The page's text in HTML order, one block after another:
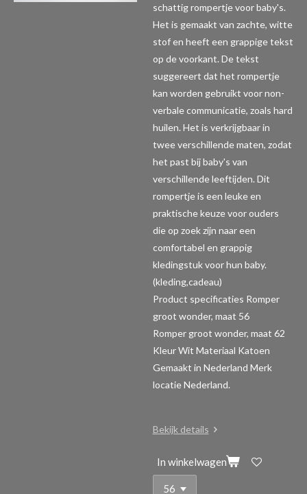
schattig rompertje voor baby's.
Het is gemaakt van zachte, witte
stof en heeft een grappige tekst
op de voorkant. De tekst
suggereert dat het rompertje
kan worden gebruikt voor non-
verbale communicatie, zoals hard
huilen. Het is verkrijgbaar in
twee verschillende maten, zodat
het past bij baby's van
verschillende leeftijden. Dit
rompertje is een leuke en
praktische keuze voor ouders
die op zoek zijn naar een
comfortabel en grappig
kledingstuk voor hun baby.
(kleding,cadeau)
Product specificaties Romper
groot wonder, maat 56
Romper groot wonder, maat 62
Kleur Wit Materiaal Katoen
Gemaakt in Nederland Merk
locatie Nederland.
Bekijk details
In winkelwagen